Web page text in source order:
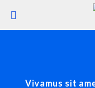
Vivamus sit